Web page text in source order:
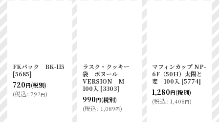
ラスク・クッキー
袋 ボヌール
VERSION M
100入[3303
990
(税別)
マフィンカップ NP-
6F（50Ｈ）太陽と
麦 100入
1,280円(税別)
(税込:1,408
ドッグパン袋OPP
ボードン＃30×22-
16 100枚 S
[37975]
290円(税別)